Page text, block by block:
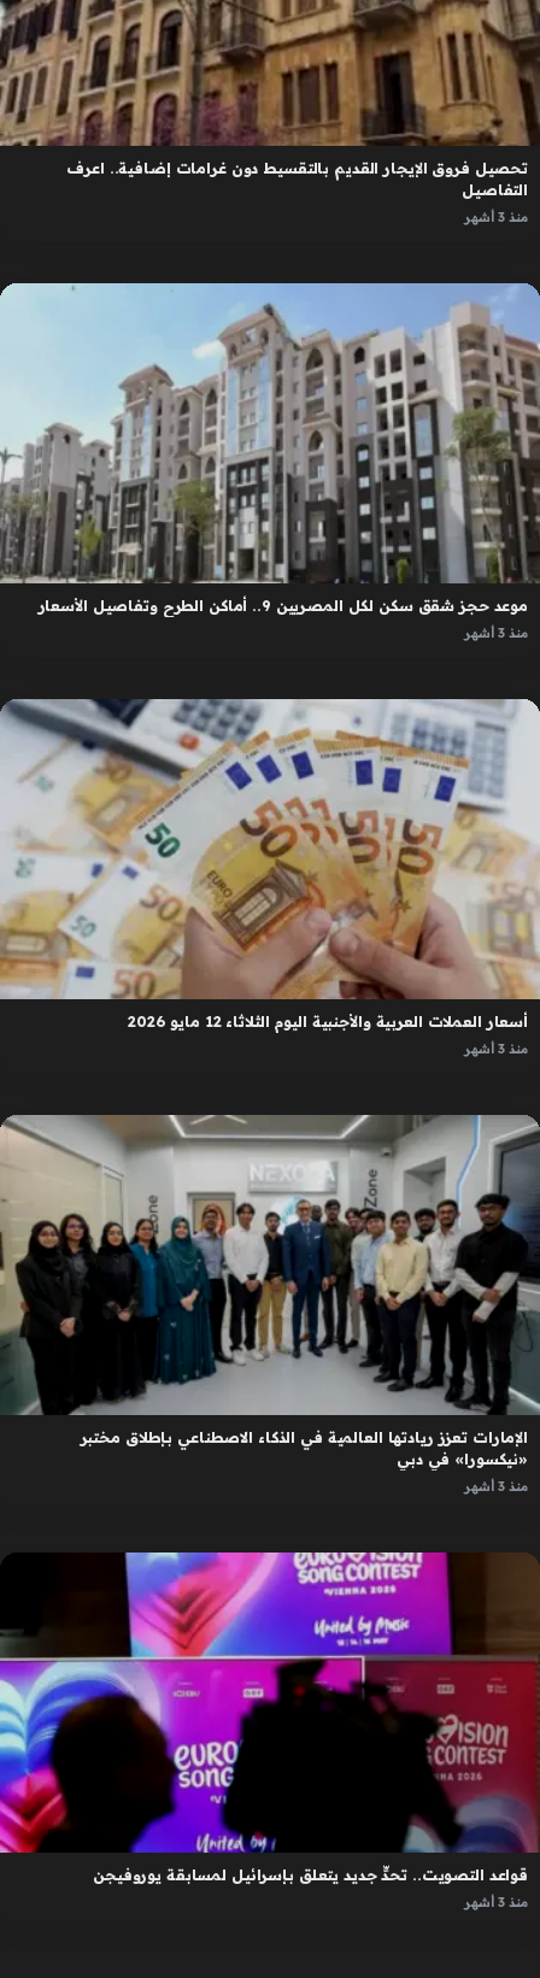
تحصيل فروق الإيجار القديم بالتقسيط دون غرامات إضافية.. اعرف
التفاصيل
منذ 3 أشهر
موعد حجز شقق سكن لكل المصريين 9.. أماكن الطرح وتفاصيل الأسعار
منذ 3 أشهر
أسعار العملات العربية والأجنبية اليوم الثلاثاء 12 مايو 2026
منذ 3 أشهر
الإمارات تعزز ريادتها العالمية في الذكاء الاصطناعي بإطلاق مختبر
«نيكسورا» في دبي
منذ 3 أشهر
قواعد التصويت.. تحدٍّ جديد يتعلق بإسرائيل لمسابقة يوروفيجن
منذ 3 أشهر